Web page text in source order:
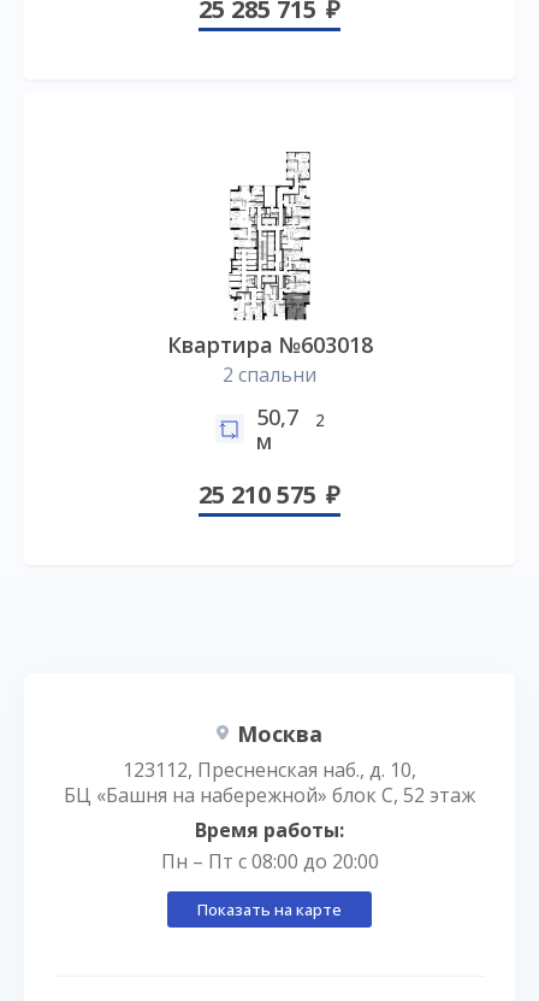
25 285 715
Квартира №603018
2 спальни
50,7
м
2
25 210 575
Москва
123112, Пресненская наб., д. 10,
БЦ «Башня на набережной» блок С, 52 этаж
Время работы:
Пн – Пт с 08:00 до 20:00
Показать на карте